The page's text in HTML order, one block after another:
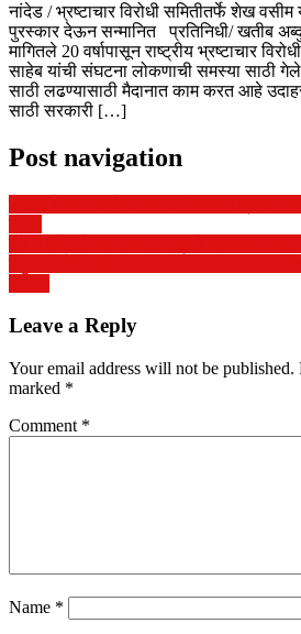
नांदेड / भ्रष्टाचार विरोधी समितीतर्फे शेख
पुरस्कार देऊन सन्मानित प्रतिनिधी/ खतीब
मागितले 20 वर्षापासून राष्ट्रीय भ्रष्टाचार
साहेब यांची संघटना लोकणाची समस्या साठी
साठी लढण्यासाठी मैदानात काम करत आहे
साठी सरकारी […]
Post navigation
Leave a Reply
Your email address will not be published.
marked *
Comment *
Name *